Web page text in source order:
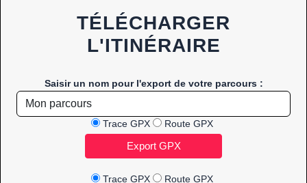
TÉLÉCHARGER
L'ITINÉRAIRE
Saisir un nom pour l'export de votre parcours :
Trace GPX Route GPX
Trace GPX Route GPX